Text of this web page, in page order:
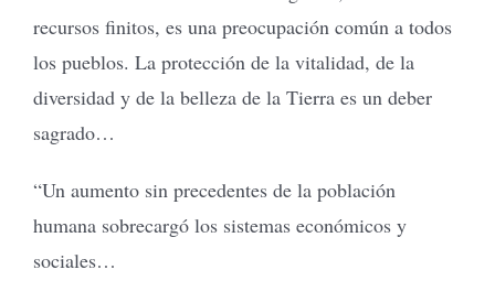
recursos finitos, es una preocupación común a todos
los pueblos. La protección de la vitalidad, de la
diversidad y de la belleza de la Tierra es un deber
sagrado…
“Un aumento sin precedentes de la población
humana sobrecargó los sistemas económicos y
sociales…